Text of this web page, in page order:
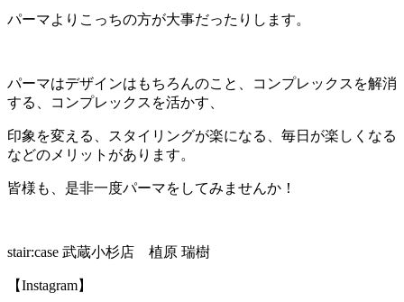
パーマよりこっちの方が大事だったりします。
パーマはデザインはもちろんのこと、コンプレックスを解消
する、コンプレックスを活かす、
印象を変える、スタイリングが楽になる、毎日が楽しくなる
などのメリットがあります。
皆様も、是非一度パーマをしてみませんか！
stair:case 武蔵小杉店 植原 瑞樹
【Instagram】